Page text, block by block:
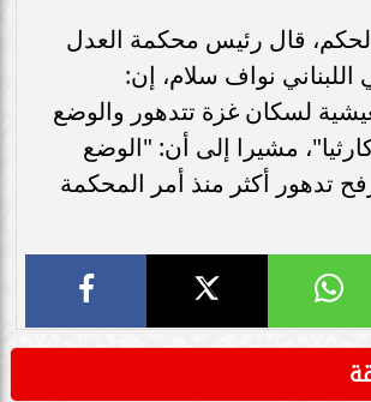
قال رئيس محكمة العدل
اللبناني نواف سلام، إن:
لسكان غزة تتدهور والوضع
مشيرا إلى أن: "الوضع
تدهور أكثر منذ أمر المحكمة